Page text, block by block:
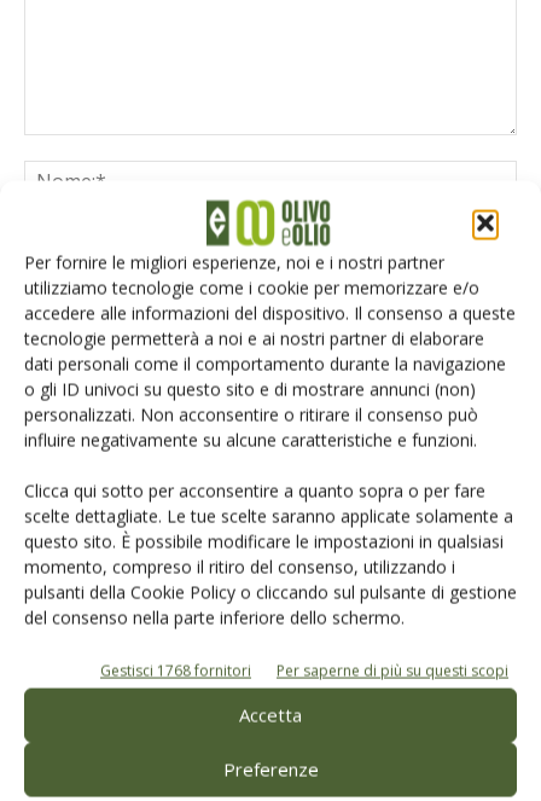
Per fornire le migliori esperienze, noi e i nostri partner
utilizziamo tecnologie come i cookie per memorizzare e/o
accedere alle informazioni del dispositivo. Il consenso a queste
tecnologie permetterà a noi e ai nostri partner di elaborare
dati personali come il comportamento durante la navigazione
o gli ID univoci su questo sito e di mostrare annunci (non)
personalizzati. Non acconsentire o ritirare il consenso può
influire negativamente su alcune caratteristiche e funzioni.
Clicca qui sotto per acconsentire a quanto sopra o per fare
scelte dettagliate. Le tue scelte saranno applicate solamente a
questo sito. È possibile modificare le impostazioni in qualsiasi
momento, compreso il ritiro del consenso, utilizzando i
pulsanti della Cookie Policy o cliccando sul pulsante di gestione
del consenso nella parte inferiore dello schermo.
Gestisci 1768 fornitori Per saperne di più su questi scopi
Accetta
Preferenze
Salva il mio nome, email e sito web in questo browser per la
prossima volta che commento.
E-magazine
Tecniche, prodotti e servizi dalle aziende